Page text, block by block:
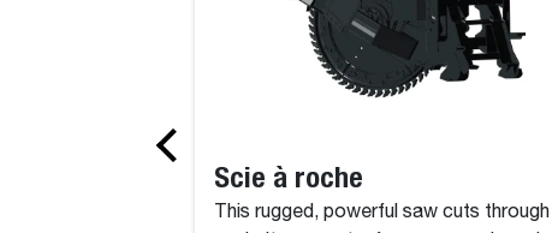
Scie à roche
This rugged, powerful saw cuts through